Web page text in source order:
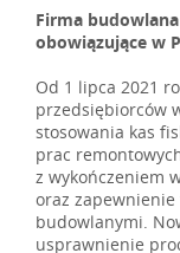
Firma
obowiązujące w
Od 1 lipca 2021
przedsiębiorców
stosowania kas
prac
z wykończeniem
oraz
budowlanymi.
usprawnienie